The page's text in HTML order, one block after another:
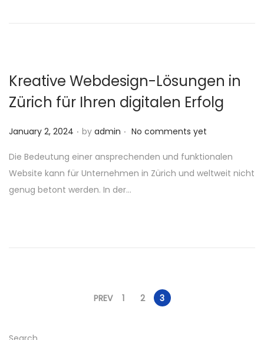
Kreative Webdesign-Lösungen in
Zürich für Ihren digitalen Erfolg
P
s
t
e
January 2, 2024 . by admin . No comments yet
Die Bedeutung einer ansprechenden und funktionalen
Website kann für Unternehmen in Zürich und weltweit nicht
genug betont werden. In der…
PREV 1 2 3